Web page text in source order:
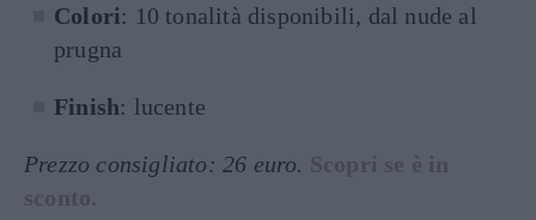
Colori: 10 tonalità disponibili, dal nude al
prugna
Finish: lucente
Prezzo consigliato: 26 euro. Scopri se è in
sconto.